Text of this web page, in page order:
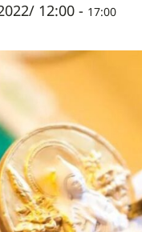
12:00 - 17:00